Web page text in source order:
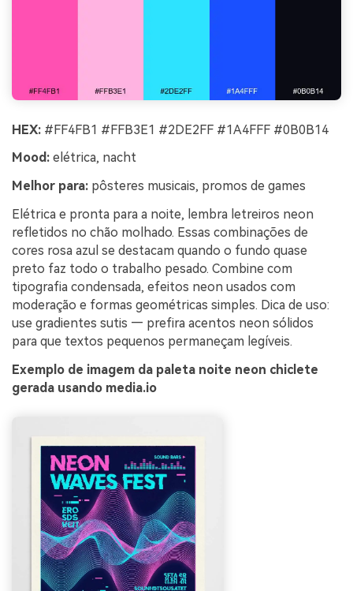
HEX: #FF4FB1 #FFB3E1 #2DE2FF #1A4FFF #0B0B14
Mood: elétrica, nacht
Melhor para: pôsteres musicais, promos de games
Elétrica e pronta para a noite, lembra letreiros neon
refletidos no chão molhado. Essas combinações de
cores rosa azul se destacam quando o fundo quase
preto faz todo o trabalho pesado. Combine com
tipografia condensada, efeitos neon usados com
moderação e formas geométricas simples. Dica de uso:
use gradientes sutis — prefira acentos neon sólidos
para que textos pequenos permaneçam legíveis.
Exemplo de imagem da paleta noite neon chiclete
gerada usando media.io